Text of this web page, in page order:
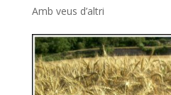
Amb veus d’altri